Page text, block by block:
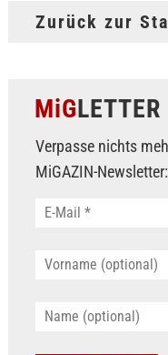
Zurück zur
MiGLETTER
Verpasse nichts
MiGAZIN-Newsletter: